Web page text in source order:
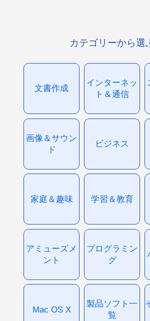
カテゴリーから選
文書作成
インターネッ
ト＆通信
画像＆サウン
ド
ビジネス
家庭＆趣味 学習＆教育
アミューズメ
ント
プログラミン
グ
Mac OS X
製品ソフト一
覧